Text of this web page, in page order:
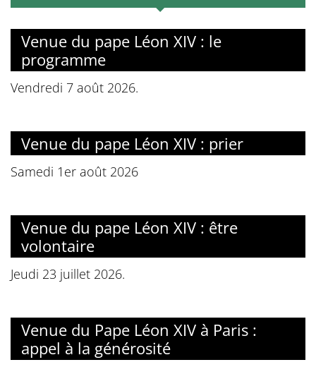
Venue du pape Léon XIV : le
programme
Vendredi 7 août 2026.
Venue du pape Léon XIV : prier
Samedi 1er août 2026
Venue du pape Léon XIV : être
volontaire
Jeudi 23 juillet 2026.
Venue du Pape Léon XIV à Paris :
appel à la générosité